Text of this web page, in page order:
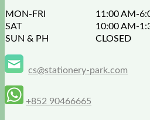
MON-FRI
11:00 AM-
SAT
10:00 AM-
SUN & PH
CLOSED
cs@stationery-park.com
+852 90466665